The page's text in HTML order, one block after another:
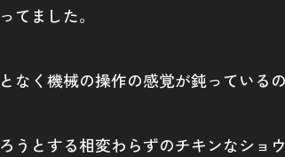
てました。
なく機械の操作の感覚が鈍っている
うとする相変わらずのチキンなショ